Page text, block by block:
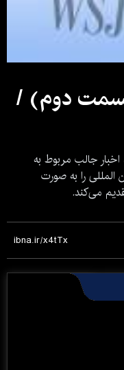
دوم) /
جالب مربوط به
را به صورت
می‌کند.